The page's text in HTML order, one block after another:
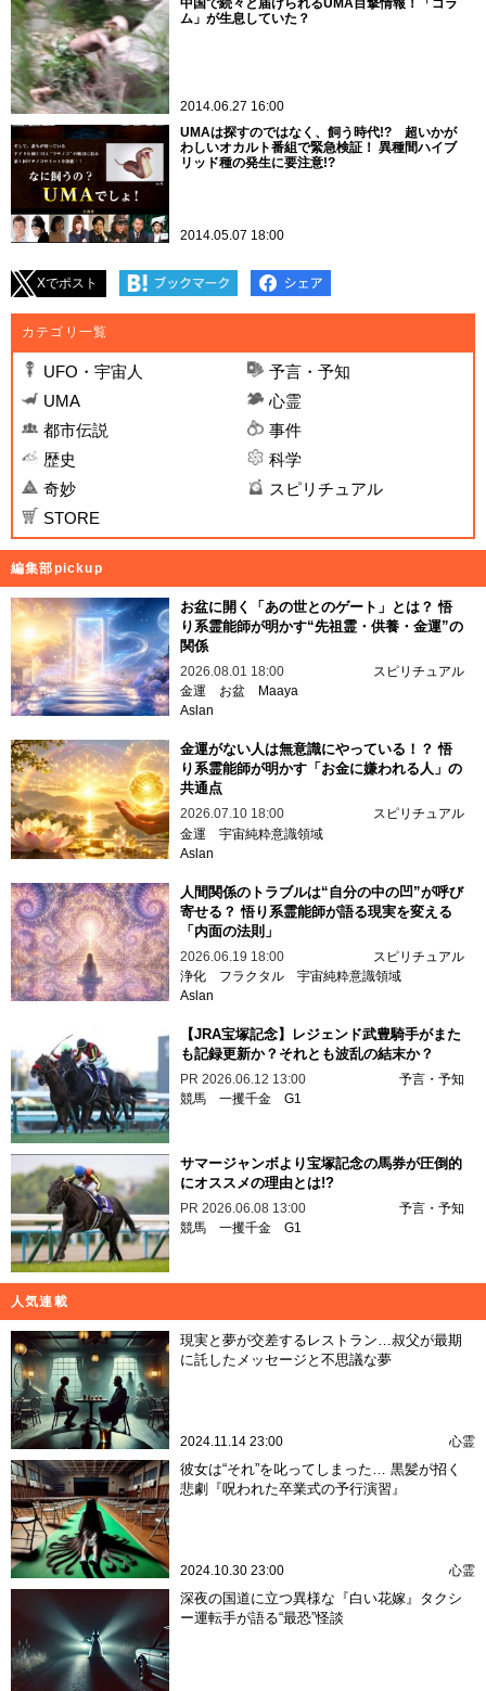
中国で続々と届けられるUMA目撃情報！「ゴラ
ム」が生息していた？
2014.06.27 16:00
UMAは探すのではなく、飼う時代!? 超いかが
わしいオカルト番組で緊急検証！ 異種間ハイブ
リッド種の発生に要注意!?
2014.05.07 18:00
Xでポスト
カテゴリ一覧
UFO・宇宙人
予言・予知
UMA
心霊
都市伝説
事件
歴史
科学
奇妙
スピリチュアル
STORE
編集部pickup
お盆に開く「あの世とのゲート」とは？ 悟
り系霊能師が明かす“先祖霊・供養・金運”の
関係
2026.08.01 18:00
スピリチュアル
金運
お盆
Maaya
Aslan
金運がない人は無意識にやっている！？ 悟
り系霊能師が明かす「お金に嫌われる人」の
共通点
2026.07.10 18:00
スピリチュアル
金運 宇宙純粋意識領域
Aslan
人間関係のトラブルは“自分の中の凹”が呼び
寄せる？ 悟り系霊能師が語る現実を変える
「内面の法則」
2026.06.19 18:00
スピリチュアル
浄化
フラクタル 宇宙純粋意識領域
Aslan
【JRA宝塚記念】レジェンド武豊騎手がまた
も記録更新か？それとも波乱の結末か？
PR 2026.06.12 13:00
予言・予知
競馬 一攫千金 G1
サマージャンボより宝塚記念の馬券が圧倒的
にオススメの理由とは!?
PR 2026.06.08 13:00
予言・予知
競馬 一攫千金 G1
人気連載
現実と夢が交差するレストラン…叔父が最期
に託したメッセージと不思議な夢
2024.11.14 23:00 心霊
彼女は“それ”を叱ってしまった… 黒髪が招く
悲劇『呪われた卒業式の予行演習』
2024.10.30 23:00 心霊
深夜の国道に立つ異様な『白い花嫁』タクシ
ー運転手が語る“最恐”怪談